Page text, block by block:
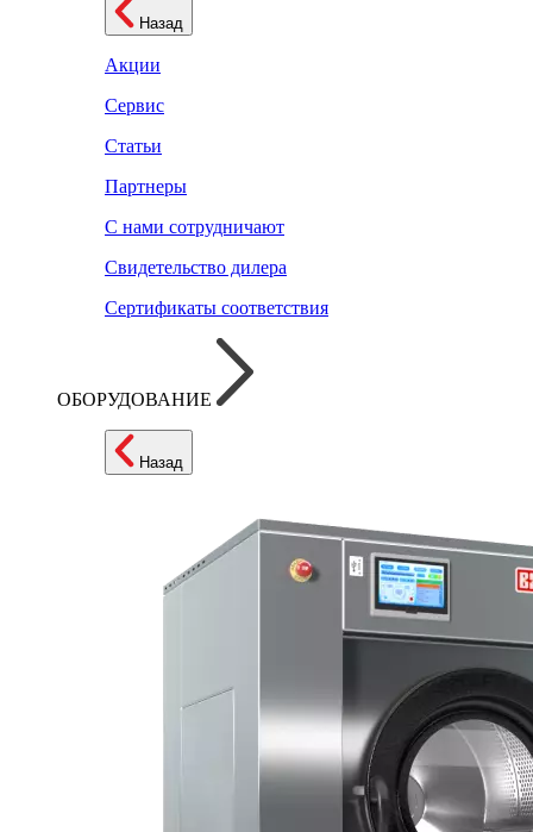
Назад
Акции
Сервис
Статьи
Партнеры
С нами сотрудничают
Свидетельство дилера
Сертификаты соответствия
ОБОРУДОВАНИЕ
Назад